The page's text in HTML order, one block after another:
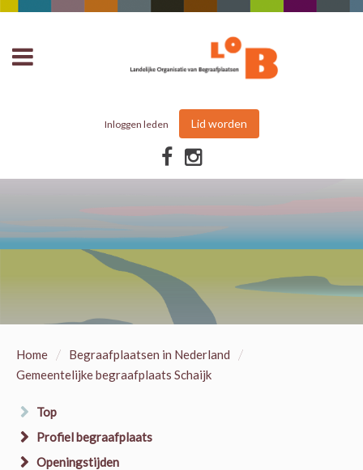
Inloggen leden Lid worden
Home / Begraafplaatsen in Nederland /
Gemeentelijke begraafplaats Schaijk
Top
Profiel begraafplaats
Openingstijden